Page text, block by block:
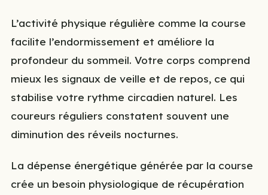
L’activité physique régulière comme la course
facilite l’endormissement et améliore la
profondeur du sommeil. Votre corps comprend
mieux les signaux de veille et de repos, ce qui
stabilise votre rythme circadien naturel. Les
coureurs réguliers constatent souvent une
diminution des réveils nocturnes.
La dépense énergétique générée par la course
crée un besoin physiologique de récupération